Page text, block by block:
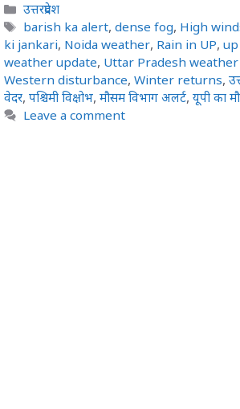
Categories
उत्तरप्रदेश
Tags
barish ka alert,dense fog, High
ki jankari, Noida weather, Rain in UP,
weather update, Uttar Pradesh
Western disturbance, Winter returns,
वेदर, पश्चिमी विक्षोभ, मौसम विभाग अलर्ट, यूपी का
Leave a comment